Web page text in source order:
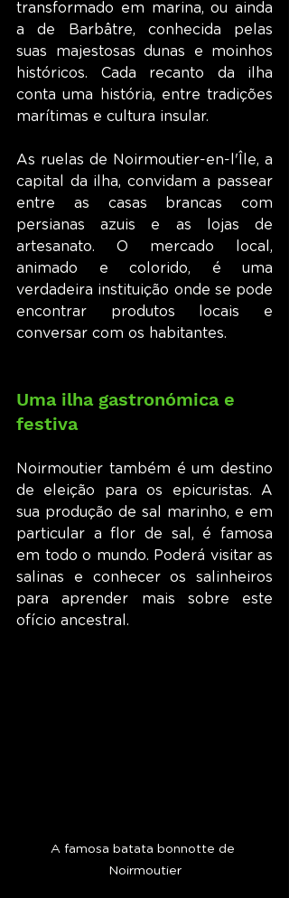
transformado em marina, ou ainda
a de Barbâtre, conhecida pelas
suas majestosas dunas e moinhos
históricos. Cada recanto da ilha
conta uma história, entre tradições
marítimas e cultura insular.
As ruelas de Noirmoutier-en-l'Île, a
capital da ilha, convidam a passear
entre as casas brancas com
persianas azuis e as lojas de
artesanato. O mercado local,
animado e colorido, é uma
verdadeira instituição onde se pode
encontrar produtos locais e
conversar com os habitantes.
Uma ilha gastronómica e
festiva
Noirmoutier também é um destino
de eleição para os epicuristas. A
sua produção de sal marinho, e em
particular a flor de sal, é famosa
em todo o mundo. Poderá visitar as
salinas e conhecer os salinheiros
para aprender mais sobre este
ofício ancestral.
A famosa batata bonnotte de
Noirmoutier